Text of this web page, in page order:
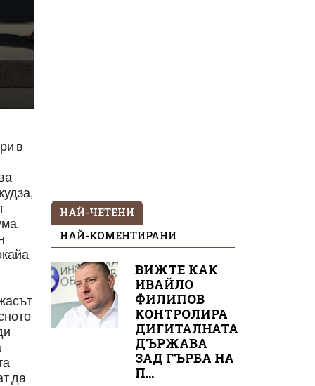
в
да
НАЙ-ЧЕТЕНИ
НАЙ-КОМЕНТИРАНИ
ВИЖТЕ КАК
ИВАЙЛО
ФИЛИПОВ
КОНТРОЛИРА
ДИГИТАЛНАТА
ДЪРЖАВА
ЗАД ГЪРБА НА
П...